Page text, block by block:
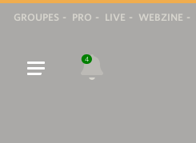
GROUPES PRO LIVE WEBZINE
4